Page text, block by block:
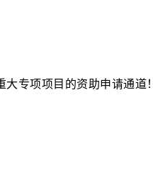
专项项目的资助申请通道！